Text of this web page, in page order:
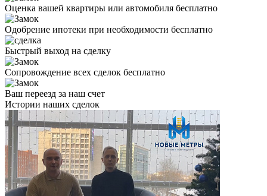
Оценка вашей квартиры или автомобиля бесплатно
Одобрение ипотеки при необходимости бесплатно
Быстрый выход на сделку
Сопровождение всех сделок бесплатно
Ваш переезд за наш счет
Истории наших сделок